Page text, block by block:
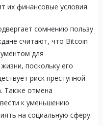
их финансовые условия.
сомнению пользу
считают, что Bitcoin
для
поскольку его
риск преступной
Также отмена
к уменьшению
на социальную сферу.